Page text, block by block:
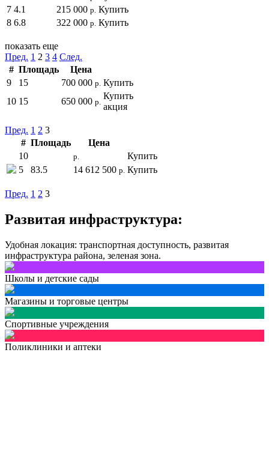
7 4.1 215 000 р. Купить
8 6.8 322 000 р. Купить
показать еще
Пред. 1 2 3 4 След.
# Площадь
Цена
9
15 700 000 р. Купить
10 15 650 000 р.
Купить
акция
Пред. 1 2 3
# Площадь
Цена
10
р.
Купить
5
83.5 14 612 500 р. Купить
Пред. 1 2 3
Развитая инфраструктура:
Удобная локация: транспортная доступность, развитая
инфраструктура района, зеленая зона.
Школы и детские сады
Магазины и торговые центры
Спортивные учреждения
Поликлиники и аптеки